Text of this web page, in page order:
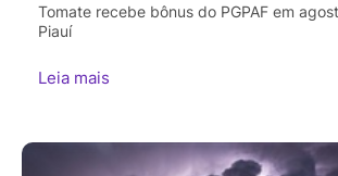
Tomate recebe bônus do PGPAF em
Piauí
Leia mais